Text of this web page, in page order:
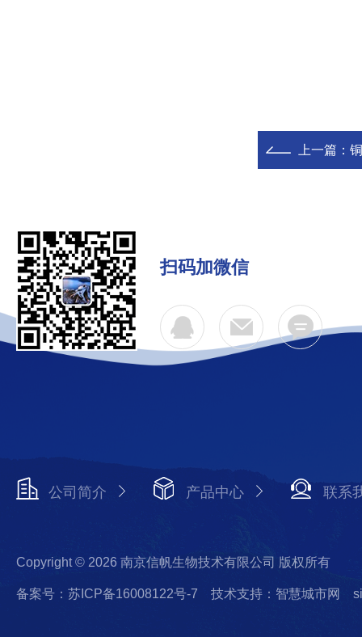
上一篇：
扫码加微信
公司简介 产品中心 联系
Copyright © 2026 南京信帆生物技术有限公司 版权所有
备案号：苏ICP备16008122号-7 技术支持：智慧城市网